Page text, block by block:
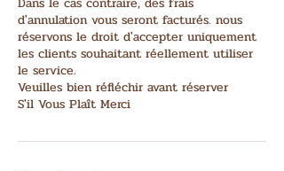
d'annulation vous seront facturés. nous
réservons le droit d'accepter uniquement
les clients souhaitant réellement utiliser
le service.
Veuilles bien réfléchir avant réserver